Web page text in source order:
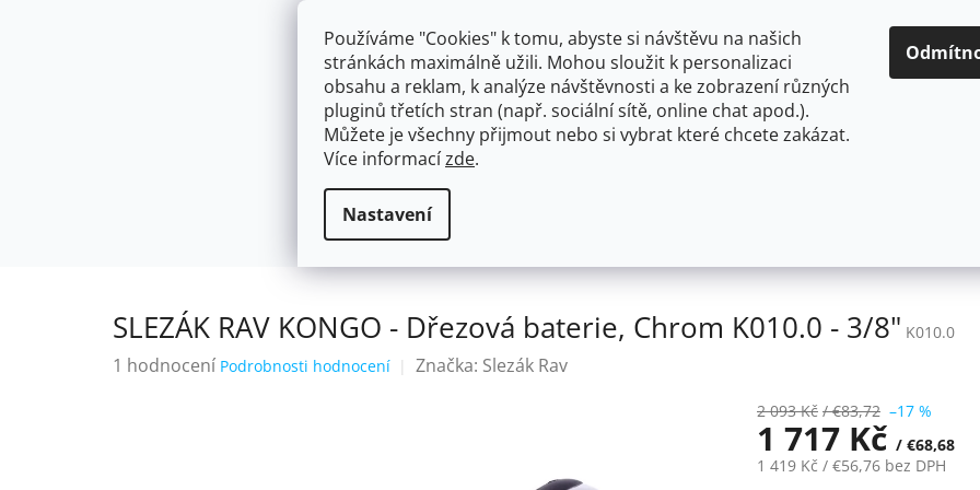
Používáme "Cookies" k tomu, abyste si návštěvu na našich
stránkách maximálně užili. Mohou sloužit k personalizaci
obsahu a reklam, k analýze návštěvnosti a ke zobrazení různých
pluginů třetích stran (např. sociální sítě, online chat apod.).
Můžete je všechny přijmout nebo si vybrat které chcete zakázat.
Více informacízde.
Nastavení
HLEDAT
NÁSTĚNNÉ 150/100MM SE SPRCHOU
SLEZÁK RAV KONGO - Dřezová baterie, Chrom K010.0 - 3/8"
SLEZÁK RAV KONGO - Dřezová baterie, Chrom K010.0 - 3/8" K010.0
Průměrné
1 hodnocení Podrobnosti hodnocení Značka: Slezák Rav
2 093 Kč / €83,72 –17 %
1 717 Kč / €68,68
1 419 Kč / €56,76 bez DPH